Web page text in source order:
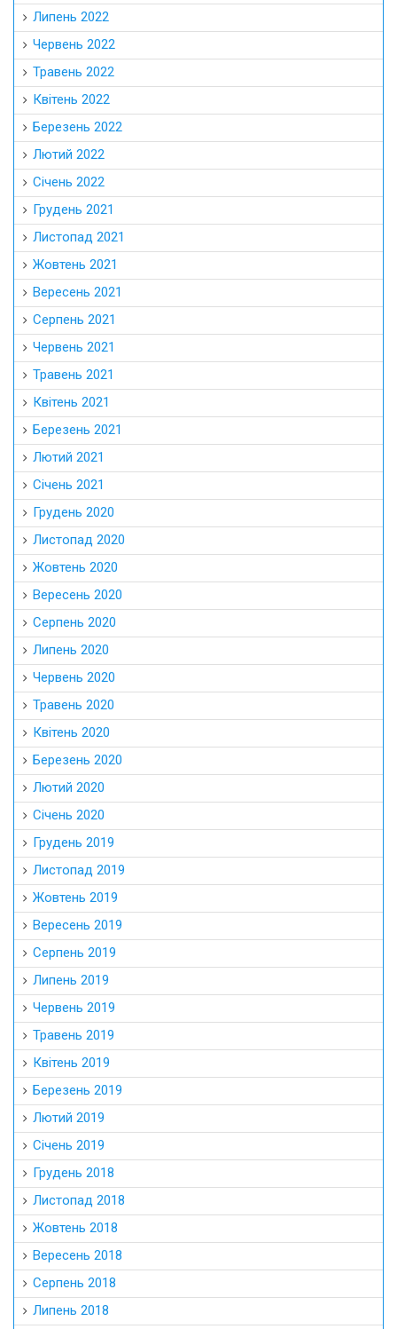
Липень 2022
Червень 2022
Травень 2022
Квітень 2022
Березень 2022
Лютий 2022
Січень 2022
Грудень 2021
Листопад 2021
Жовтень 2021
Вересень 2021
Серпень 2021
Червень 2021
Травень 2021
Квітень 2021
Березень 2021
Лютий 2021
Січень 2021
Грудень 2020
Листопад 2020
Жовтень 2020
Вересень 2020
Серпень 2020
Липень 2020
Червень 2020
Травень 2020
Квітень 2020
Березень 2020
Лютий 2020
Січень 2020
Грудень 2019
Листопад 2019
Жовтень 2019
Вересень 2019
Серпень 2019
Липень 2019
Червень 2019
Травень 2019
Квітень 2019
Березень 2019
Лютий 2019
Січень 2019
Грудень 2018
Листопад 2018
Жовтень 2018
Вересень 2018
Серпень 2018
Липень 2018